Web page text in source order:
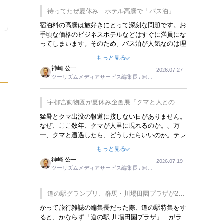
待ってたぜ夏休み ホテル高騰で「バス泊」人
気
宿泊料の高騰は旅好きにとって深刻な問題です。お
手頃な価格のビジネスホテルなどはすぐに満員にな
ってしまいます。そのため、バス泊が人気なのは理
行をした時は、移動はグレイハウンドバスでした。
夕方から夜の便を利用してホテル代を浮かせていま
した。ただし、若いからできたことです。若い人が
夜行バスで京都に行った、青森に行ったと聞くと、
疲れが残らないのかなと思ってしまいます。
もっと見る
神崎 公一
ツーリズムメディアサービス編集長 / ㈱ツ
2026.07.27
宇都宮動物園が夏休み企画展「クマと人との距
離」を7月20日から開催
猛暑とクマ出没の報道に接しない日がありません。
なぜ、ここ数年、クマが人里に現れるのか。、万
一、クマと遭遇したら、どうしたらいいのか。テレ
るなんてことは、冗談でもいえません。そんな中
で、この企画展はタイムリーですね。
もっと見る
神崎 公一
ツーリズムメディアサービス編集長 / ㈱ツ
2026.07.19
道の駅グランプリ、群馬・川場田園プラザが2連
覇
かって旅行雑誌の編集長だった際、道の駅特集をす
ると、かならず「道の駅 川場田園プラザ」 がラ